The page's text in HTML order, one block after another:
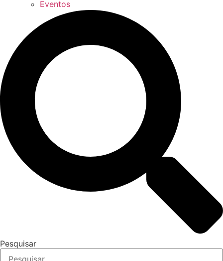
Eventos
Pesquisar